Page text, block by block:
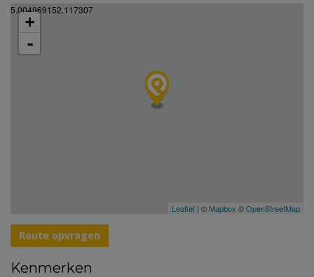
5.004969152.117307
+
-
Leaflet | © Mapbox ©OpenStreetMap
Route opvragen
Kenmerken